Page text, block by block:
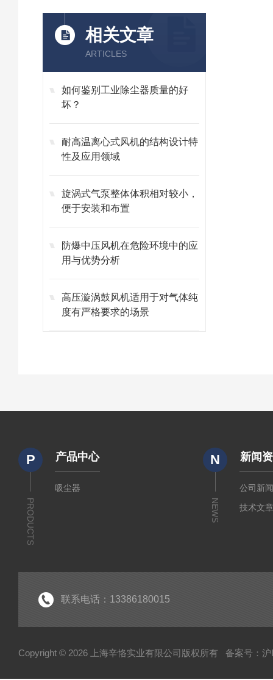
相关文章
ARTICLES
如何鉴别工业除尘器质量的好
坏？
耐高温离心式风机的结构设计特
性及应用领域
旋涡式气泵整体体积相对较小，
便于安装和布置
防爆中压风机在危险环境中的应
用与优势分析
高压漩涡鼓风机适用于对气体纯
度有严格要求的场景
P
PRODUCTS
产品中心
吸尘器
N
NEWS
新闻
公司新
技术文
联系电话：13386180015
Copyright © 2026 上海辛恪实业有限公司版权所有 备案号：